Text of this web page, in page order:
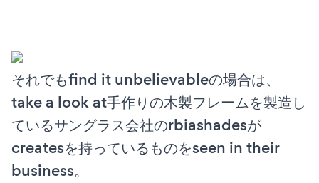
それでもfind it unbelievableの場合は、
take a look at手作りの木製フレームを製造し
ているサングラス会社のrbiashadesが
createsを持っているものをseen in their
business。